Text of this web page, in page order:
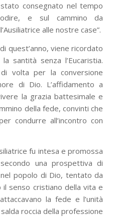
consegnato nel tempo
e sul cammino da
alle nostre case”.
quest’anno, viene ricordato
santità senza l’Eucaristia.
di volta per la conversione
di Dio. L’affidamento a
la grazia battesimale e
della fede, convinti che
condurre all’incontro con
fu intesa e promossa
una prospettiva di
popolo di Dio, tentato da
senso cristiano della vita e
la fede e l’unità
roccia della professione